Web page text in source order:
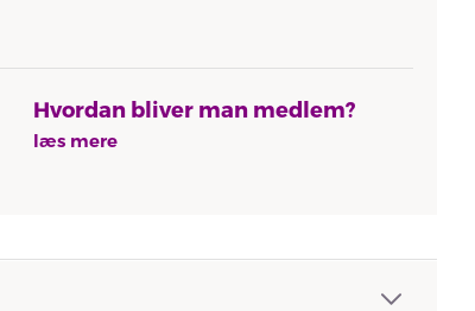
Hvordan bliver man medlem?
læs mere